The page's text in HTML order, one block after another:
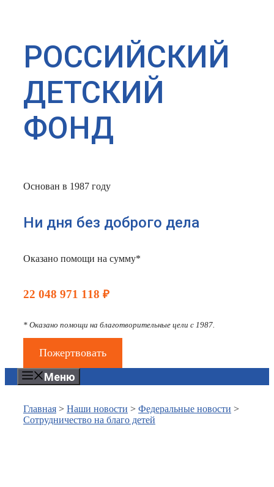
РОССИЙСКИЙ
ДЕТСКИЙ
ФОНД
Основан в 1987 году
Ни дня без доброго дела
Оказано помощи на сумму*
22 048 971 118 ₽
* Оказано помощи на благотворительные цели с 1987.
Пожертвовать
Меню
Главная > Наши новости > Федеральные новости >
Сотрудничество на благо детей